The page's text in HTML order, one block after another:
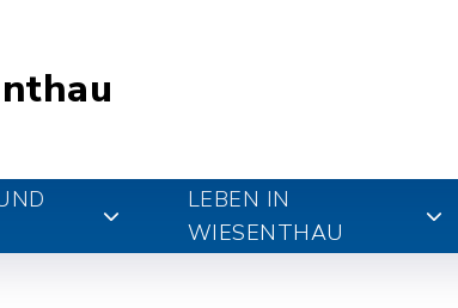
LEBEN IN
WIESENTHAU